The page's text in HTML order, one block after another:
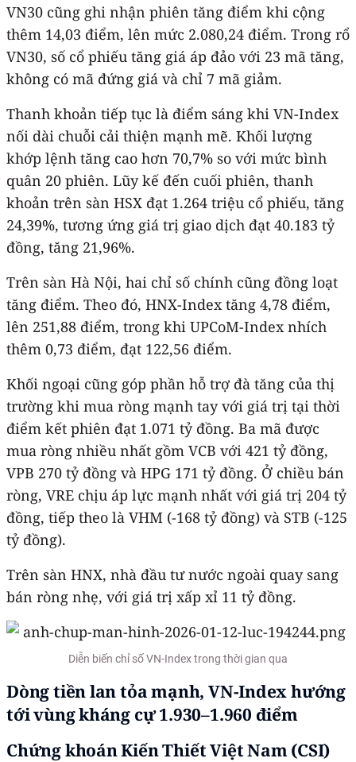
VN30 cũng ghi nhận phiên tăng điểm khi cộng
thêm 14,03 điểm, lên mức 2.080,24 điểm. Trong rổ
VN30, số cổ phiếu tăng giá áp đảo với 23 mã tăng,
không có mã đứng giá và chỉ 7 mã giảm.
Thanh khoản tiếp tục là điểm sáng khi VN-Index
nối dài chuỗi cải thiện mạnh mẽ. Khối lượng
khớp lệnh tăng cao hơn 70,7% so với mức bình
quân 20 phiên. Lũy kế đến cuối phiên, thanh
khoản trên sàn HSX đạt 1.264 triệu cổ phiếu, tăng
24,39%, tương ứng giá trị giao dịch đạt 40.183 tỷ
đồng, tăng 21,96%.
Trên sàn Hà Nội, hai chỉ số chính cũng đồng loạt
tăng điểm. Theo đó, HNX-Index tăng 4,78 điểm,
lên 251,88 điểm, trong khi UPCoM-Index nhích
thêm 0,73 điểm, đạt 122,56 điểm.
Khối ngoại cũng góp phần hỗ trợ đà tăng của thị
trường khi mua ròng mạnh tay với giá trị tại thời
điểm kết phiên đạt 1.071 tỷ đồng. Ba mã được
mua ròng nhiều nhất gồm VCB với 421 tỷ đồng,
VPB 270 tỷ đồng và HPG 171 tỷ đồng. Ở chiều bán
ròng, VRE chịu áp lực mạnh nhất với giá trị 204 tỷ
đồng, tiếp theo là VHM (-168 tỷ đồng) và STB (-125
tỷ đồng).
Trên sàn HNX, nhà đầu tư nước ngoài quay sang
bán ròng nhẹ, với giá trị xấp xỉ 11 tỷ đồng.
Diễn biến chỉ số VN-Index trong thời gian qua
Dòng tiền lan tỏa mạnh, VN-Index hướng
tới vùng kháng cự 1.930–1.960 điểm
Chứng khoán Kiến Thiết Việt Nam (CSI)